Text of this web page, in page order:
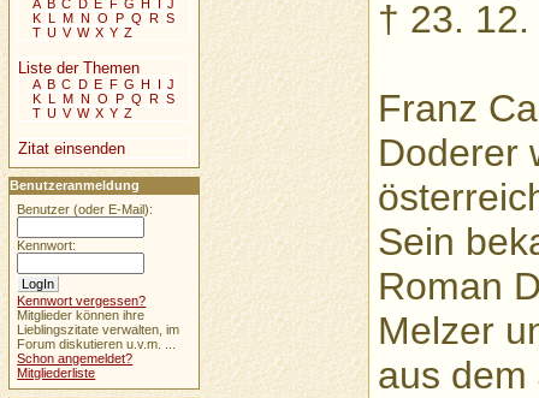
† 23.
Franz
Doderer
Sein
Roman
Melzer
aus dem
A B C D E F G H I J
K L M N O P Q R S
T U V W X Y Z
Liste der Themen
A B C D E F G H I J
K L M N O P Q R S
T U V W X Y Z
Zitat einsenden
Benutzeranmeldung
Benutzer (oder E-Mail):
Kennwort:
Kennwort vergessen?
Mitglieder können ihre
Lieblingszitate verwalten, im
Forum diskutieren u.v.m. ...
Schon angemeldet?
Mitgliederliste